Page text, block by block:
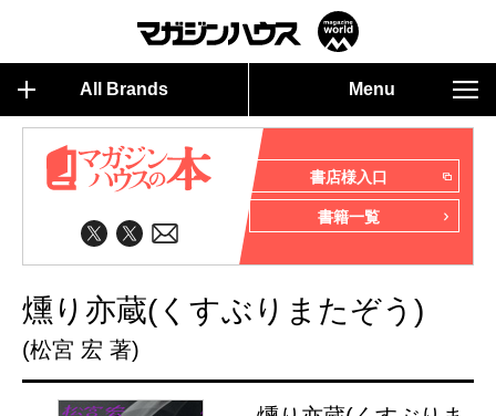
All Brands Menu
書店様入口
書籍一覧
燻り亦蔵(くすぶりまたぞう)
(松宮 宏 著)